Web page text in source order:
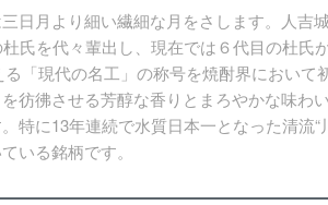
日月より細い繊細な月をさします。人吉
氏を代々輩出し、現在では６代目の杜氏
「現代の名工」の称号を焼酎界において
彷彿させる芳醇な香りとまろやかな味わ
に13年連続で水質日本一となった清流“
いる銘柄です。